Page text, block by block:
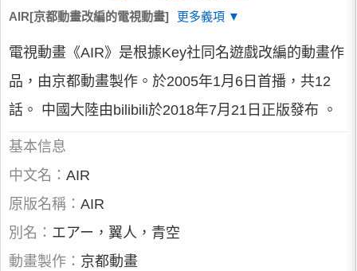
AIR[京都動畫改編的電視動畫] 更多義項 ▼
電視動畫《AIR》是根據Key社同名遊戲改編的動畫作
品，由京都動畫製作。於2005年1月6日首播，共12
話。 中國大陸由bilibili於2018年7月21日正版發布 。
基本信息
中文名： AIR
原版名稱： AIR
別名： エアー，翼人，青空
動畫製作： 京都動畫